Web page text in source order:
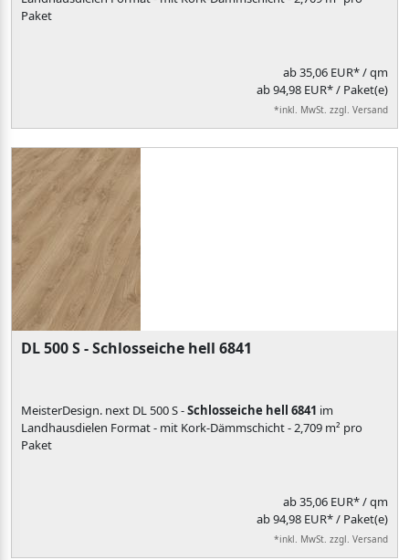
Paket
ab35,06 EUR*/ qm
ab 94,98 EUR* / Paket(e)
*inkl. MwSt. zzgl. Versand
DL 500 S - Schlosseiche hell 6841
MeisterDesign. next DL 500 S -Schlosseiche hell 6841 im
Landhausdielen Format - mit Kork-Dämmschicht - 2,709 m² pro
Paket
ab35,06 EUR*/ qm
ab 94,98 EUR* / Paket(e)
*inkl. MwSt. zzgl. Versand